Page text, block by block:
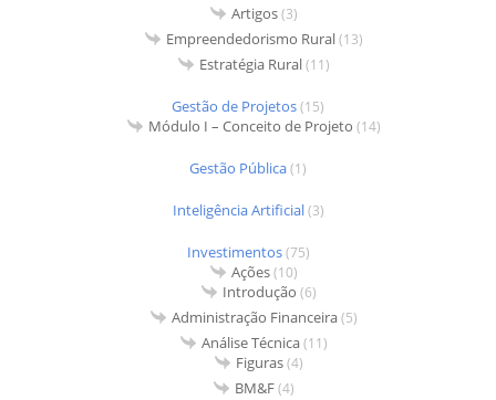
Artigos(3)
Empreendedorismo Rural(13)
Estratégia Rural(11)
Gestão de Projetos(15)
Módulo I – Conceito de Projeto (14)
Gestão Pública(1)
Inteligência Artificial(3)
Investimentos(75)
Ações(10)
Introdução (6)
Administração Financeira(5)
Análise Técnica(11)
Figuras(4)
BM&F(4)